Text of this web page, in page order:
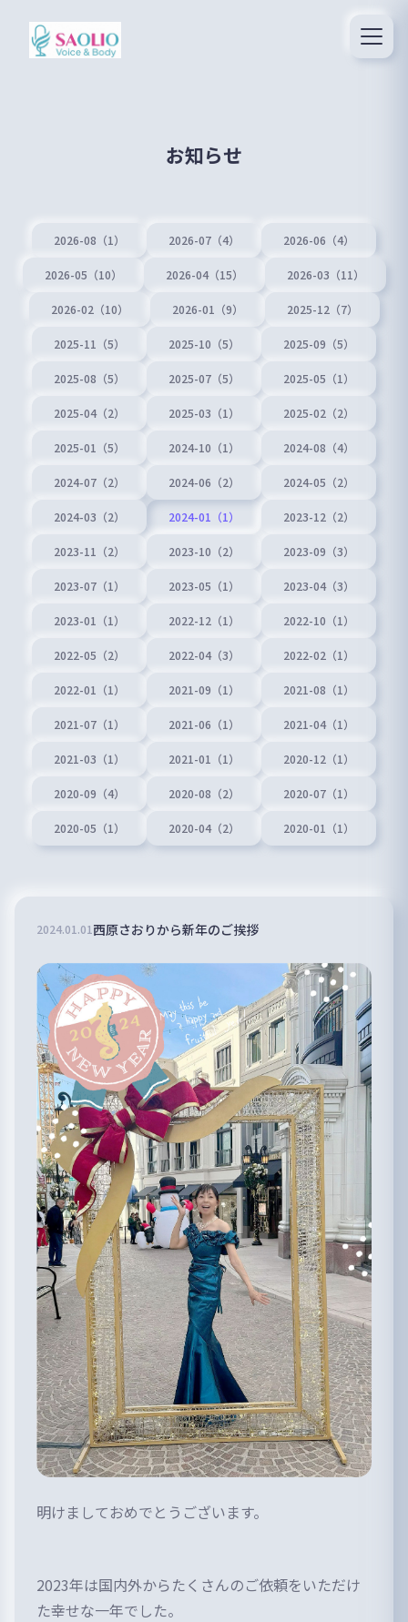
お知らせ
2026-08（1） 2026-07（4） 2026-06（4）
2026-05（10） 2026-04（15） 2026-03（11）
2026-02（10） 2026-01（9） 2025-12（7）
2025-11（5） 2025-10（5） 2025-09（5）
2025-08（5） 2025-07（5） 2025-05（1）
2025-04（2） 2025-03（1） 2025-02（2）
2025-01（5） 2024-10（1） 2024-08（4）
2024-07（2） 2024-06（2） 2024-05（2）
2024-03（2） 2024-01（1） 2023-12（2）
2023-11（2） 2023-10（2） 2023-09（3）
2023-07（1） 2023-05（1） 2023-04（3）
2023-01（1） 2022-12（1） 2022-10（1）
2022-05（2） 2022-04（3） 2022-02（1）
2022-01（1） 2021-09（1） 2021-08（1）
2021-07（1） 2021-06（1） 2021-04（1）
2021-03（1） 2021-01（1） 2020-12（1）
2020-09（4） 2020-08（2） 2020-07（1）
2020-05（1） 2020-04（2） 2020-01（1）
2024.01.01西原さおりから新年のご挨拶
明けましておめでとうございます。
2023年は国内外からたくさんのご依頼をいただけ
た幸せな一年でした。